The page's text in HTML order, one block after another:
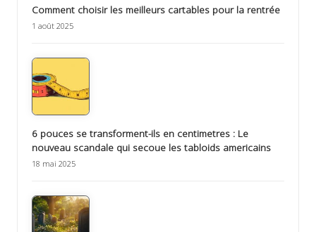
Comment choisir les meilleurs cartables pour la rentrée
1 août 2025
6 pouces se transforment-ils en centimetres : Le
nouveau scandale qui secoue les tabloids americains
18 mai 2025